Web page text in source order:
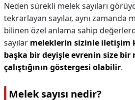
Neden sürekli melek sayıları
tekrarlayan sayılar, aynı zamanda
bilinen özel anlama sahip
sayılar meleklerin sizinle iletişim
başka bir deyişle evrenin size bir
çalıştığının göstergesi olabilir.
Melek sayısı nedir?